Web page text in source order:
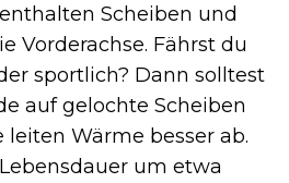
Scheiben und
Vorderachse. Fährst du
sportlich? Dann solltest
auf gelochte Scheiben
leiten Wärme besser ab.
um etwa